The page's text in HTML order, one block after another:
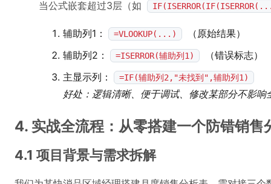
当公式嵌套超过3层（如
辅助列1： =VLOOKUP(...)
（原始结果）
辅助列2：
=ISERROR(辅助列1)
（错误标志）
主显示列：
=IF(辅助列2,"未找到",辅助列1)
好处：逻辑清晰、便于调试、修改某部分不影响
4. 实战全流程：从零搭建一个防错销售
4.1 项目背景与需求拆解